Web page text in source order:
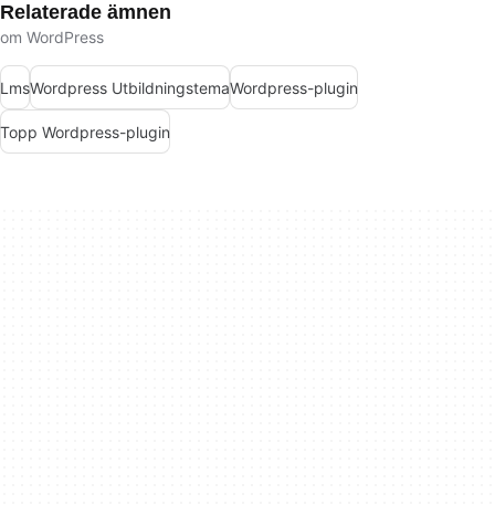
Relaterade ämnen
om WordPress
LmsWordpress UtbildningstemaWordpress-plugin
Topp Wordpress-plugin